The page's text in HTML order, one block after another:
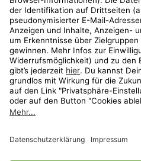
Travel